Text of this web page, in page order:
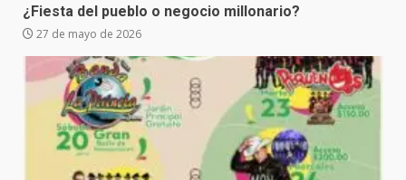
¿Fiesta del pueblo o negocio millonario?
27 de mayo de 2026